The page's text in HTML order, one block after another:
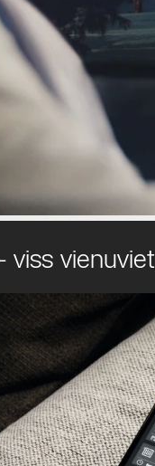
viss vienuviet